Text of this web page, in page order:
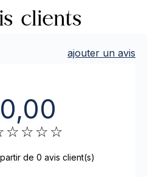
clients
ajouter un avis
0,00
☆ ☆ ☆ ☆
de 0 avis client(s)